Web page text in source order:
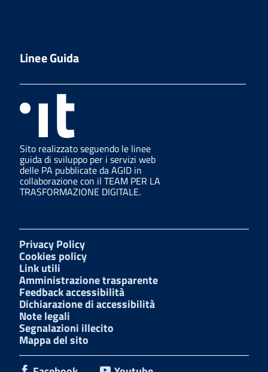
Linee Guida
Sito realizzato seguendo le linee
guida di sviluppo per i servizi web
delle PA pubblicate da AGID in
collaborazione con il TEAM PER LA
TRASFORMAZIONE DIGITALE.
Privacy Policy
Cookies policy
Link utili
Amministrazione trasparente
Feedback accessibilità
Dichiarazione di accessibilità
Note legali
Segnalazioni illecito
Mappa del sito